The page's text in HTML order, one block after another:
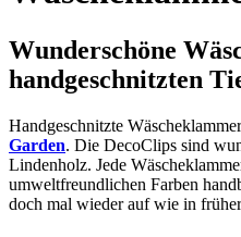
Wunderschöne
handgeschnitzten
Handgeschnitzte
Garden. Die DecoClips sind
Lindenholz. Jede
umweltfreundlichen Farben
doch mal wieder auf wie in